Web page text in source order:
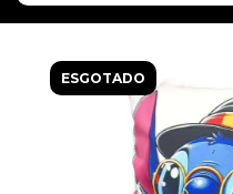
ESGOTADO